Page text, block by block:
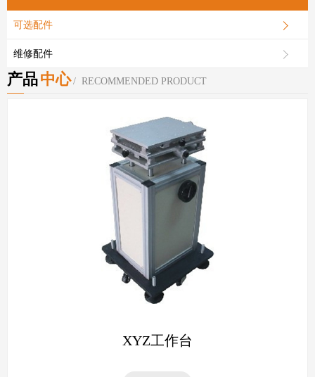
可选配件
维修配件
产品中心 / RECOMMENDED PRODUCT
XYZ工作台